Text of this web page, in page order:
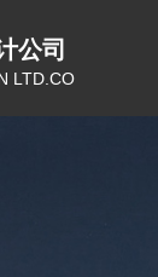
LTD.CO
公司